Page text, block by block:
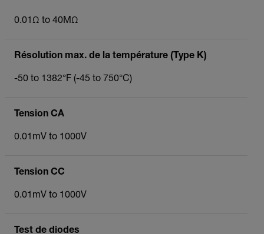
0.01Ω to 40MΩ
Résolution max. de la température (Type K)
-50 to 1382°F (-45 to 750°C)
Tension CA
0.01mV to 1000V
Tension CC
0.01mV to 1000V
Test de diodes